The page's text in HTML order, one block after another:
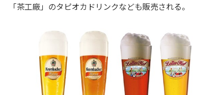
「茶工廠」のタピオカドリンクなども販売される。